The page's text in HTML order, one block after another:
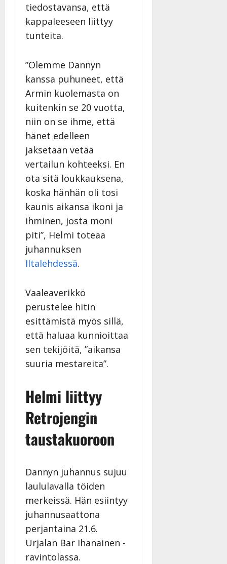
tiedostavansa, että
kappaleeseen liittyy
tunteita.
”Olemme Dannyn
kanssa puhuneet, että
Armin kuolemasta on
kuitenkin se 20 vuotta,
niin on se ihme, että
hänet edelleen
jaksetaan vetää
vertailun kohteeksi. En
ota sitä loukkauksena,
koska hänhän oli tosi
kaunis aikansa ikoni ja
ihminen, josta moni
piti”, Helmi toteaa
juhannuksen
Iltalehdessä.
Vaaleaverikkö
perustelee hitin
esittämistä myös sillä,
että haluaa kunnioittaa
sen tekijöitä, ”aikansa
suuria mestareita”.
Helmi liittyy
Retrojengin
taustakuoroon
Dannyn juhannus sujuu
laululavalla töiden
merkeissä. Hän esiintyy
juhannusaattona
perjantaina 21.6.
Urjalan Bar Ihanainen -
ravintolassa.